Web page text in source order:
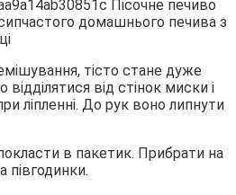
тісто стане дуже
від стінок миски і
ліпленні. До рук воно липнути
в пакетик. Прибрати на
півгодинки.